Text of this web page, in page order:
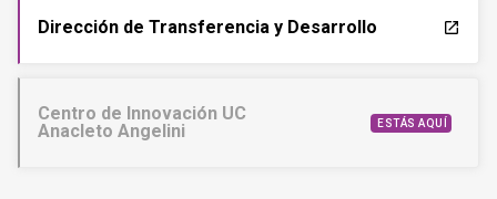
Dirección de Transferencia y Desarrollo launch
Centro de Innovación UC
Anacleto Angelini
ESTÁS AQUÍ